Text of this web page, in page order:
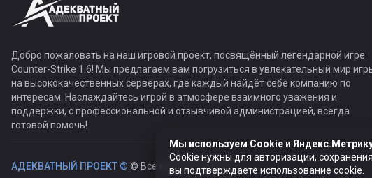
Alihan Rozhenko Alabaevo
King of TyHryC
Добро пожаловать на наш игровой проект, посвящённый легендарной игре
Counter-Strike 1.6! Мы предлагаем вам погрузиться в увлекательный мир
на высококачественных серверах, где каждый найдёт себе компанию по
интересам. Наслаждайтесь игрой в атмосфере взаимного уважения и
поддержки, с профессиональной и отзывчивой администрацией, всегда
готовой помочь!
АДЕКВАТНЫЙ ПРОЕКТ © © Все права защищены
Мы используем Cookie и
Cookie нужны для авторизации,
вы подтверждаете использование cookie.